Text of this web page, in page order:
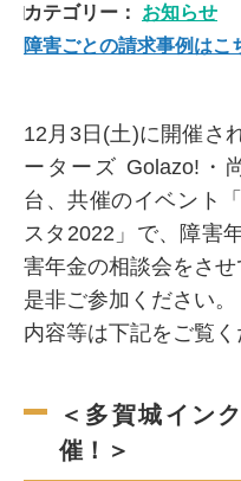
カテゴリー： お知らせ
障害ごとの請求事例はこ
12月3日(土)に開催さ
ーターズ Golazo!・
台、共催のイベント
スタ2022」で、障害
害年金の相談会をさせ
是非ご参加ください。
内容等は下記をご覧く
＜多賀城イン
催！＞